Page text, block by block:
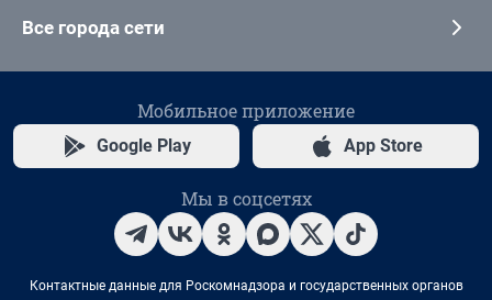
Все города сети
Мобильное приложение
Google Play App Store
Мы в соцсетях
Контактные данные для Роскомнадзора и государственных органов